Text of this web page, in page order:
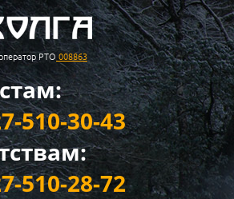
РТО 008863
510-30-43
510-28-72